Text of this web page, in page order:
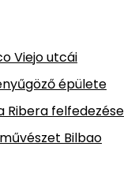
Viejo utcái
épülete
Ribera felfedezése
Bilbao